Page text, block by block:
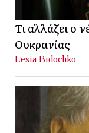
Τι αλλάζει ο
Ουκρανίας
Lesia Bidochko